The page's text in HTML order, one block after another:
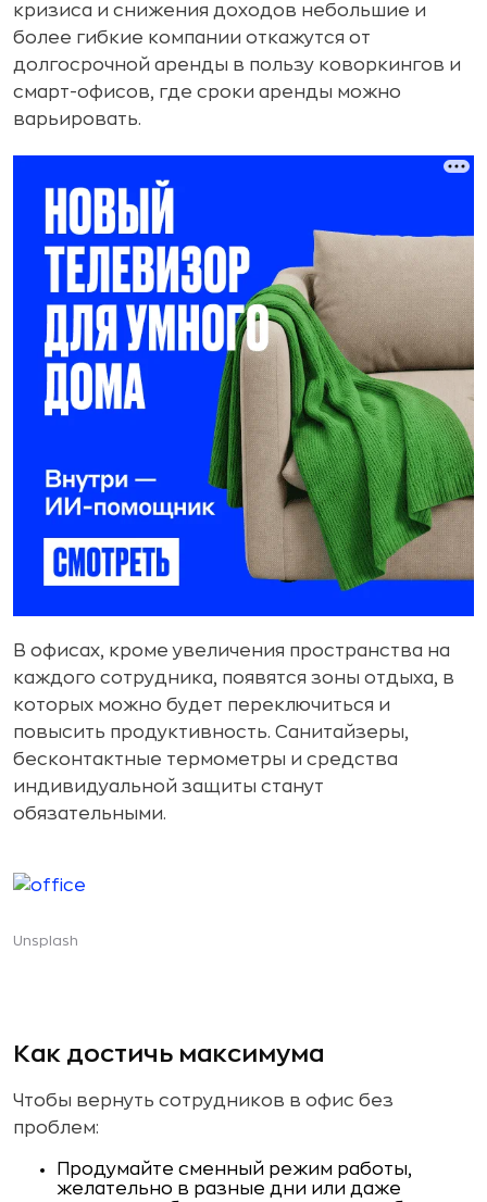
кризиса и снижения доходов небольшие и
более гибкие компании откажутся от
долгосрочной аренды в пользу коворкингов и
смарт-офисов, где сроки аренды можно
варьировать.
В офисах, кроме увеличения пространства на
каждого сотрудника, появятся зоны отдыха, в
которых можно будет переключиться и
повысить продуктивность. Санитайзеры,
бесконтактные термометры и средства
индивидуальной защиты станут
обязательными.
Unsplash
Как достичь максимума
Чтобы вернуть сотрудников в офис без
проблем:
Продумайте сменный режим работы,
желательно в разные дни или даже